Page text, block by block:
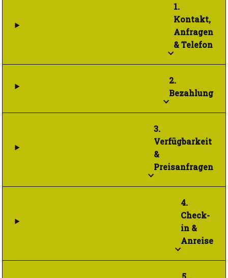
1.
Kontakt,
Anfragen
& Telefon
2.
Bezahlung
3.
Verfügbarkeit
&
Preisanfragen
4.
Check-
in &
Anreise